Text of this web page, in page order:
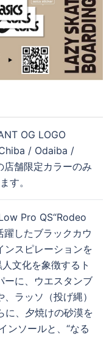
OG LOGO
/ Odaiba /
舗限定カラーのみ
す。
Pro QS“Rodeo
躍したブラックカウ
ンスピレーションを
文化を象徴するト
ーに、ウエスタンブ
ラッソ（投げ縄）
に、夕焼けの砂漠を
ンソールと、“なる